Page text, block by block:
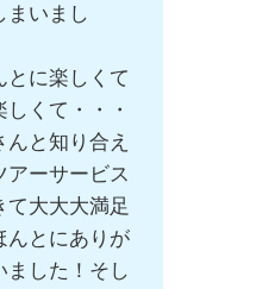
まいまし
とに楽しくて
くて・・・
んと知り合え
アーサービス
て大大大満足
んとにありが
ました！そし